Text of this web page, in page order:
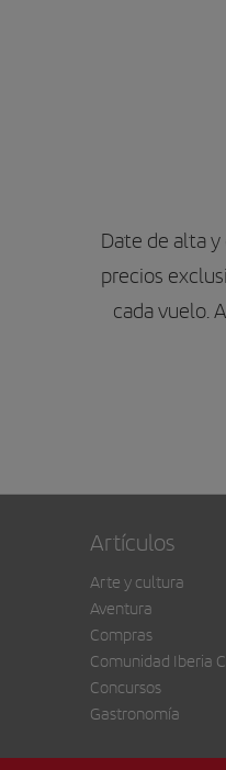
Date de alta y
precios
cada vuelo.
Artículos
Arte y cultura
Aventura
Compras
Comunidad Iberia
Concursos
Gastronomía